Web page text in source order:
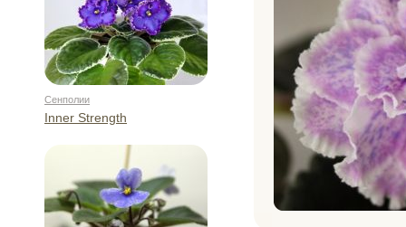
Сенполии
Inner Strength